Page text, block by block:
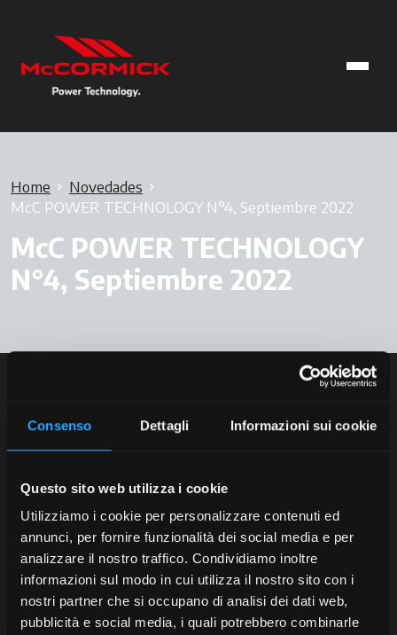
Consenso Dettagli Informazioni sui cookie
Questo sito web utilizza i cookie
Utilizziamo i cookie per personalizzare contenuti ed
annunci, per fornire funzionalità dei social media e per
analizzare il nostro traffico. Condividiamo inoltre
informazioni sul modo in cui utilizza il nostro sito con i
nostri partner che si occupano di analisi dei dati web,
pubblicità e social media, i quali potrebbero combinarle
Home
Novedades
McC POWER TECHNOLOGY N°4, Septiembre 2022
McC POWER TECHNOLOGY
N°4, Septiembre 2022